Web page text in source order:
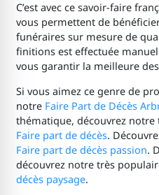
C’est avec ce savoir-faire
vous permettent de
funéraires sur mesure de
finitions est effectuée
vous garantir la meilleure
Si vous aimez ce genre de
notre Faire Part de Décès
thématique, découvrez
Faire part de décès.
Faire part de décès passion.
découvrez notre très
décès paysage.